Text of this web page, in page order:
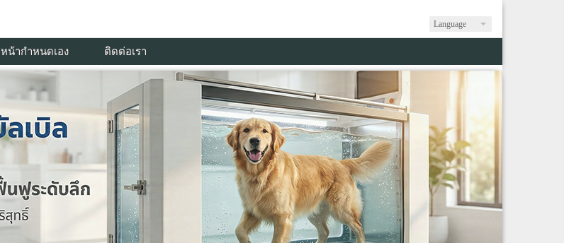
Language
หน้ากำหนดเอง ติดต่อเรา